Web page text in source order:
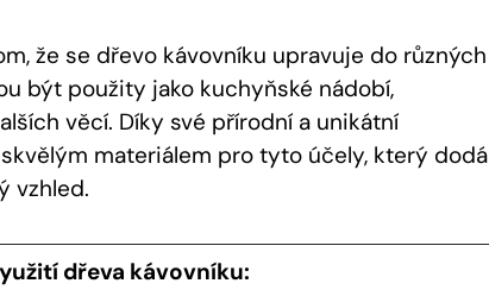
že se dřevo kávovníku upravuje do různých
být použity jako kuchyňské nádobí,
věcí. Díky své přírodní a unikátní
materiálem pro tyto účely, který dodá
vzhled.
dřeva kávovníku: